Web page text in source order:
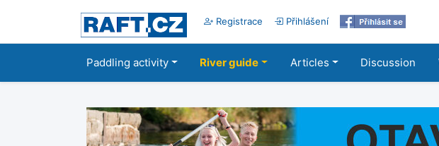
Registrace Přihlášení
Paddling activity River guide Articles Discussion